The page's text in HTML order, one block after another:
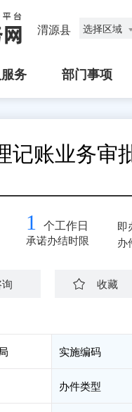
渭源县 选择区域
务 部门事项
记账业务审
1 个工作日
承诺办结时限
即
办
收藏
实施编码
办件类型